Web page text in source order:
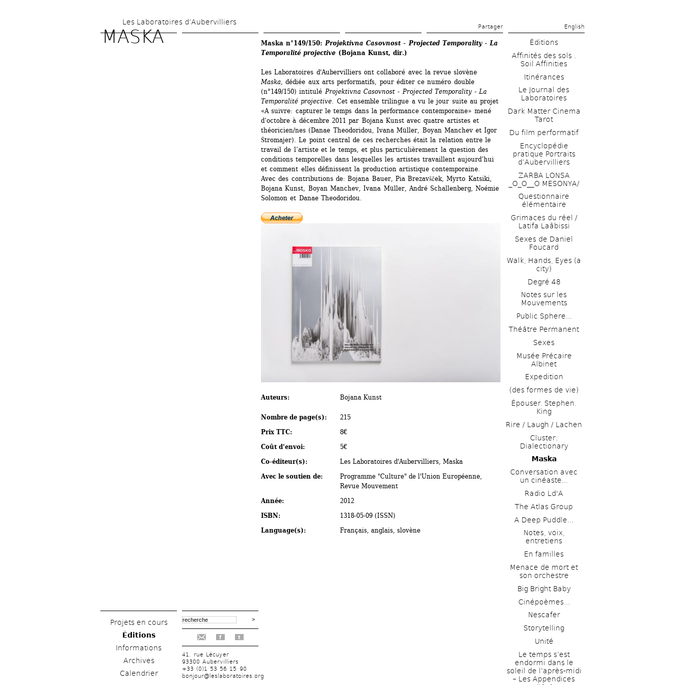
contenu
principal
Les Laboratoires d’Aubervilliers
Partager English
MASKA
Projets en cours
Éditions
Informations
Archives
Calendrier
f t
41, rue Lécuyer
93300 Aubervilliers
+33 (0)1 53 56 15 90
bonjour@leslaboratoires.org
Maska n°149/150: Projektivna Casovnost - Projected Temporality - La
Temporalité projective (Bojana Kunst, dir.)
Les Laboratoires d'Aubervilliers ont collaboré avec la revue slovène
Maska, dédiée aux arts performatifs, pour éditer ce numéro double
(n°149/150) intitulé Projektivna Casovnost - Projected Temporality - La
Temporalité projective. Cet ensemble trilingue a vu le jour suite au projet
«A suivre: capturer le temps dans la performance contemporaine» mené
d’octobre à décembre 2011 par Bojana Kunst avec quatre artistes et
théoricien/nes (Danae Theodoridou, Ivana Müller, Boyan Manchev et Igor
Štromajer). Le point central de ces recherches était la relation entre le
travail de l’artiste et le temps, et plus particulièrement la question des
conditions temporelles dans lesquelles les artistes travaillent aujourd’hui
et comment elles définissent la production artistique contemporaine.
Avec des contributions de: Bojana Bauer, Pia Brezavšček, Myrto Katsiki,
Bojana Kunst, Boyan Manchev, Ivana Müller, André Schallenberg, Noémie
Solomon et Danae Theodoridou.
Auteurs: Bojana Kunst
Nombre de page(s):
215
Prix TTC:
8€
Coût d'envoi:
5€
Co-éditeur(s):
Les Laboratoires d'Aubervilliers, Maska
Avec le soutien de:
Programme "Culture" de l'Union Européenne,
Revue Mouvement
Année:
2012
ISBN:
1318-05-09 (ISSN)
Language(s):
Français, anglais, slovène
Éditions
Affinités des sols .
Soil Affinities
Itinérances
Le Journal des
Laboratoires
Dark Matter Cinema
Tarot
Du film performatif
Encyclopédie
pratique Portraits
d’Aubervilliers
ZARBA LONSA
_O_O__O MESONYA/
Questionnaire
élémentaire
Grimaces du réel /
Latifa Laâbissi
Sexes de Daniel
Foucard
Walk, Hands, Eyes (a
city)
Degré 48
Notes sur les
Mouvements
Public Sphere...
Théâtre Permanent
Sexes
Musée Précaire
Albinet
Expedition
(des formes de vie)
Épouser. Stephen.
King
Rire / Laugh / Lachen
Cluster:
Dialectionary
Maska
Conversation avec
un cinéaste...
Radio Ld'A
The Atlas Group
A Deep Puddle...
Notes, voix,
entretiens
En familles
Menace de mort et
son orchestre
Big Bright Baby
Cinépoèmes...
Nescafer
Storytelling
Unité
Le temps s’est
endormi dans le
soleil de l’après-midi
– Les Appendices